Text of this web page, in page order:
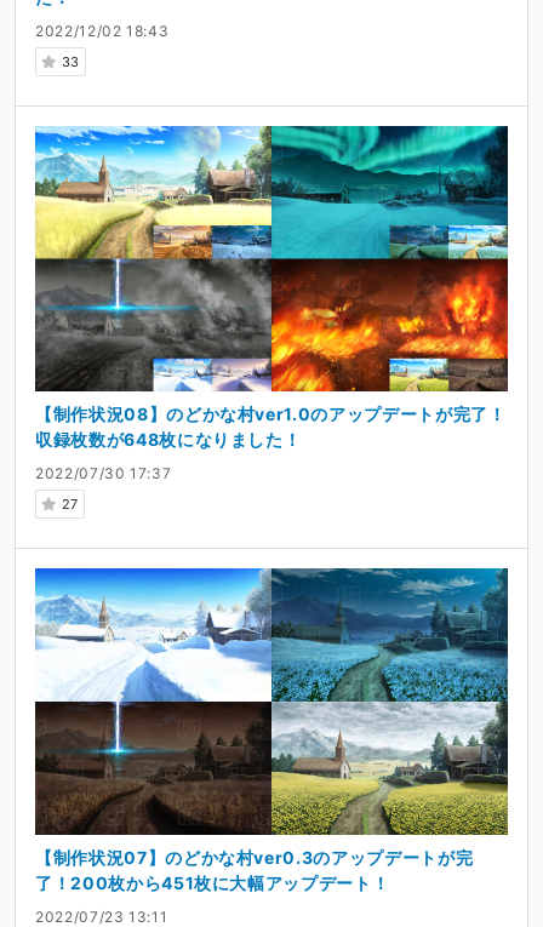
2022/12/02 18:43
33
2022/07/30 17:37
27
【制作状況08】のどかな村ver1.0のアップデートが完了！
収録枚数が648枚になりました！
2022/07/23 13:11
【制作状況07】のどかな村ver0.3のアップデートが完
了！200枚から451枚に大幅アップデート！